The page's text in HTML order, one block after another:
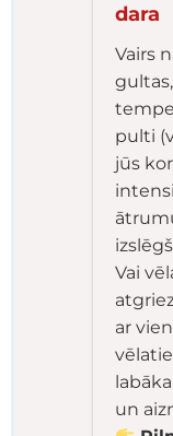
dara
Vairs
pulti
jūs
Vai
ar
un